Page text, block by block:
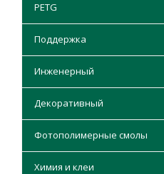
PETG
Поддержка
Инженерный
Декоративный
Фотополимерные смолы
Химия и клеи